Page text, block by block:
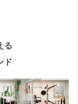
る
ド